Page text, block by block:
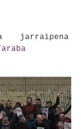
jarraipena